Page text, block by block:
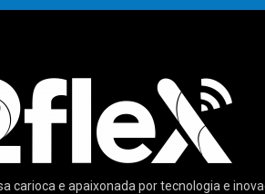
carioca e apaixonada por tecnologia e